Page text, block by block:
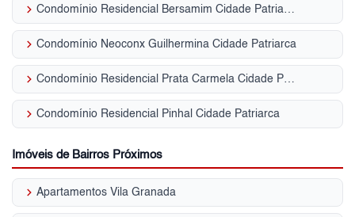
keyboard_arrow_right Condomínio Residencial Bersamim Cidade Patriarca
keyboard_arrow_right Condomínio Neoconx Guilhermina Cidade Patriarca
keyboard_arrow_right Condomínio Residencial Prata Carmela Cidade Patriarca
keyboard_arrow_right Condomínio Residencial Pinhal Cidade Patriarca
Imóveis de Bairros Próximos
keyboard_arrow_right Apartamentos Vila Granada